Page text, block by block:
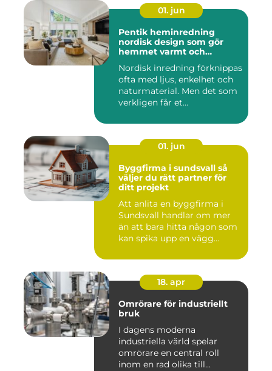
01. jun
Pentik heminredning
nordisk design som gör
hemmet varmt och
Nordisk inredning förknippas
ofta med ljus, enkelhet och
naturmaterial. Men det som
verkligen får et...
01. jun
Byggfirma i sundsvall så
väljer du rätt partner för
ditt projekt
Att anlita en byggfirma i
Sundsvall handlar om mer
än att bara hitta någon som
kan spika upp en vägg...
18. apr
Omrörare för industriellt
bruk
I dagens moderna
industriella värld spelar
omrörare en central roll
inom en rad olika till...